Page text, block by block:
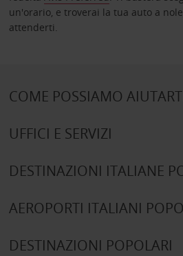
un'orario, e troverai la tua auto a
attenderti.
COME POSSIAMO
UFFICI E SERVIZI
DESTINAZIONI ITALIANE
AEROPORTI ITALIANI
DESTINAZIONI POPOLARI